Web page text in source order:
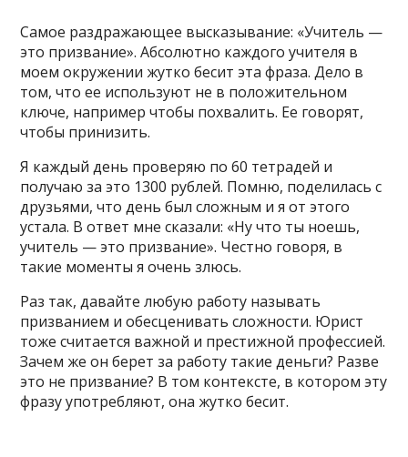
Самое раздражающее высказывание: «Учитель —
это призвание». Абсолютно каждого учителя в
моем окружении жутко бесит эта фраза. Дело в
том, что ее используют не в положительном
ключе, например чтобы похвалить. Ее говорят,
чтобы принизить.
Я каждый день проверяю по 60 тетрадей и
получаю за это 1300 рублей. Помню, поделилась с
друзьями, что день был сложным и я от этого
устала. В ответ мне сказали: «Ну что ты ноешь,
учитель — это призвание». Честно говоря, в
такие моменты я очень злюсь.
Раз так, давайте любую работу называть
призванием и обесценивать сложности. Юрист
тоже считается важной и престижной профессией.
Зачем же он берет за работу такие деньги? Разве
это не призвание? В том контексте, в котором эту
фразу употребляют, она жутко бесит.